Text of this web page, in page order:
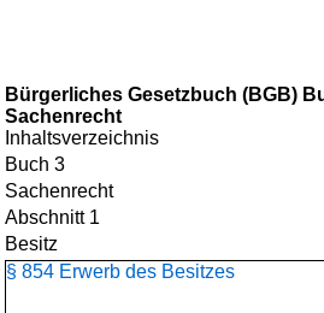
Bürgerliches Gesetzbuch (BGB)
Sachenrecht
Inhaltsverzeichnis
Buch 3
Sachenrecht
Abschnitt 1
Besitz
§ 854 Erwerb des Besitzes